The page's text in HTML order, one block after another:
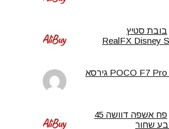
בובת סטיץ
POCO F7 Pro 5G גירסא
פח אשפה דוושה 45